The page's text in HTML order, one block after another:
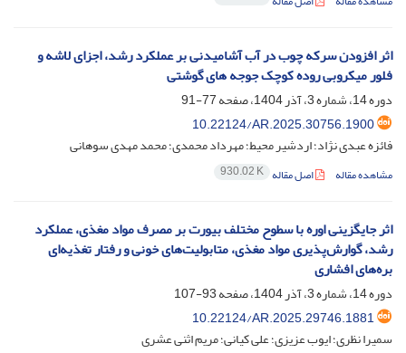
اثر افزودن سرکه چوب در آب آشامیدنی بر عملکرد رشد، اجزای لاشه و
فلور میکروبی روده کوچک جوجه های گوشتی
دوره 14، شماره 3، آذر 1404، صفحه
77-91
10.22124/AR.2025.30756.1900
فائزه عبدی نژاد؛ اردشیر محیط؛ مهرداد محمدی؛ محمد مهدی سوهانی
مشاهده مقاله اصل مقاله 930.02 K
اثر جایگزینی اوره با سطوح مختلف بیورت بر مصرف مواد مغذی، عملکرد
رشد، گوارش‌پذیری مواد مغذی، متابولیت‌های خونی و رفتار تغذیه‌ای
بره‌های افشاری
دوره 14، شماره 3، آذر 1404، صفحه
93-107
10.22124/AR.2025.29746.1881
سمیرا نظری؛ ایوب عزیزی؛ علی کیانی؛ مریم اثنی عشری